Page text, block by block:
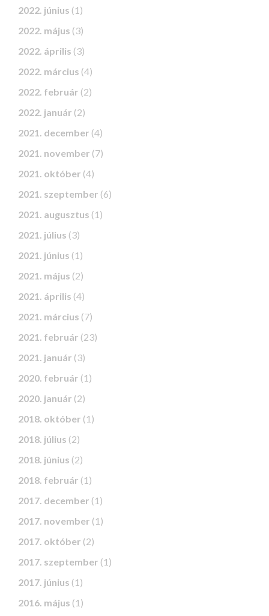
2022. június (1)
2022. május (3)
2022. április (3)
2022. március (4)
2022. február (2)
2022. január (2)
2021. december (4)
2021. november (7)
2021. október (4)
2021. szeptember (6)
2021. augusztus (1)
2021. július (3)
2021. június (1)
2021. május (2)
2021. április (4)
2021. március (7)
2021. február (23)
2021. január (3)
2020. február (1)
2020. január (2)
2018. október (1)
2018. július (2)
2018. június (2)
2018. február (1)
2017. december (1)
2017. november (1)
2017. október (2)
2017. szeptember (1)
2017. június (1)
2016. május (1)